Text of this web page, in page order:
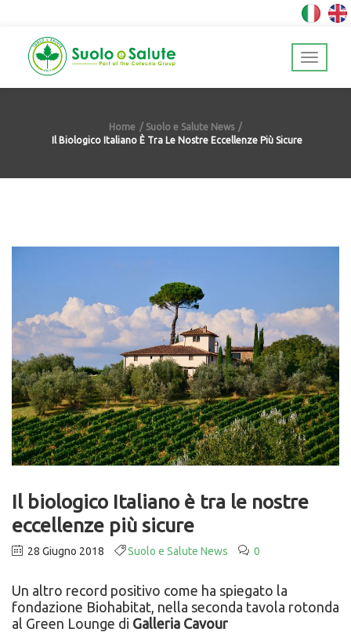
Home
Suolo e Salute News
Il Biologico Italiano È Tra Le Nostre Eccellenze Più Sicure
Il biologico Italiano è tra le nostre
eccellenze più sicure
28 Giugno 2018 Suolo e Salute News 0
Un altro record positivo come ha spiegato la
fondazione Biohabitat, nella seconda tavola rotonda
al Green Lounge di Galleria Cavour